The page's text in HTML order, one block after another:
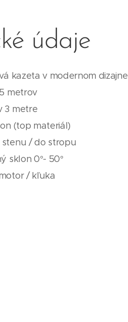
údaje
kazeta v modernom dizajne
metrov
3 metre
(top materiál)
stenu / do stropu
sklon 0°- 50°
/ kľuka